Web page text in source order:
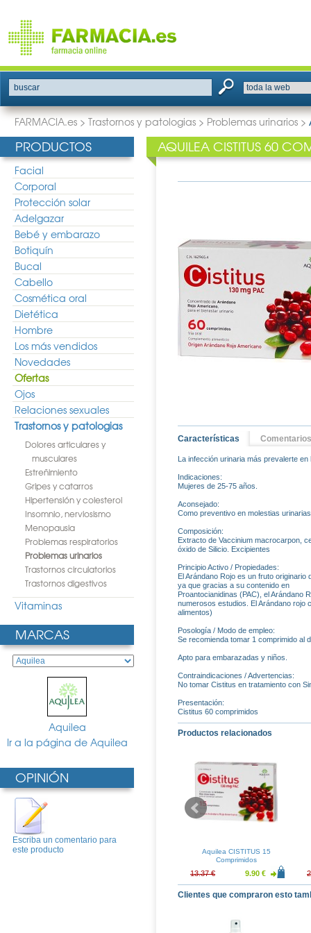
buscar
FARMACIA.es > Trastornos y patologias > Problemas urinarios >
PRODUCTOS
Facial
Corporal
Protección solar
Adelgazar
Bebé y embarazo
Botiquín
Bucal
Cabello
Cosmética oral
Dietética
Hombre
Los más vendidos
Novedades
Ofertas
Ojos
Relaciones sexuales
Trastornos y patologias
Dolores articulares y
musculares
Estreñimiento
Gripes y catarros
Hipertensión y colesterol
Insomnio, nerviosismo
Menopausia
Problemas respiratorios
Problemas urinarios
Trastornos circulatorios
Trastornos digestivos
Vitaminas
MARCAS
Aquilea
Ir a la página de Aquilea
OPINIÓN
Escriba un comentario para
este producto
AQUILEA CISTITUS 60
Características Comentarios
La infección urinaria más prevalerte
Indicaciones:
Mujeres de 25-75 años.
Aconsejado:
Como preventivo en molestias
Composición:
Extracto de Vaccinium macrocarpon,
óxido de Silicio. Excipientes
Principio Activo / Propiedades:
El Arándano Rojo es un fruto
ya que gracias a su contenido en
Proantocianidinas (PAC), el Arándano
numerosos estudios. El Arándano rojo
alimentos)
Posología / Modo de empleo:
Se recomienda tomar 1 comprimido al
Apto para embarazadas y niños.
Contraindicaciones / Advertencias:
No tomar Cistitus en tratamiento con
Presentación:
Cistitus 60 comprimidos
Productos relacionados
8 Cubos
Aquilea CISTITUS 15
Comprimidos
13.37 € 9.90 €
Clientes que compraron esto